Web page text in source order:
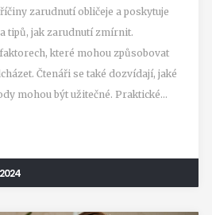
zarudnutí obličeje a poskytuje
tipů, jak zarudnutí zmírnit.
které mohou způsobovat
Čtenáři se také dozvídají, jaké
mohou být užitečné. Praktické